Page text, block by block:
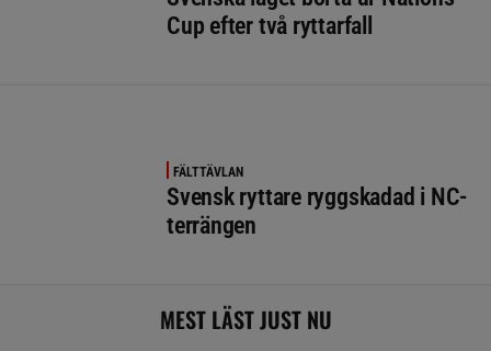
Cup efter två ryttarfall
FÄLTTÄVLAN
Svensk ryttare ryggskadad i NC-
terrängen
MEST LÄST JUST NU